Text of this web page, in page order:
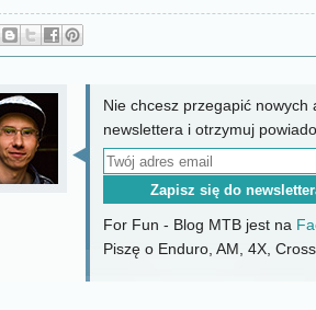
Nie chcesz przegapić nowych
newslettera i otrzymuj
For Fun - Blog MTB jest na
Piszę o Enduro, AM, 4X,